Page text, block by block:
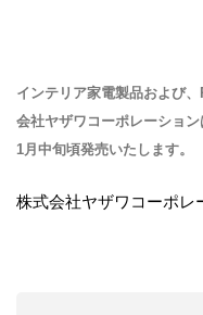
インテリア家電製品および
会社ヤザワコーポレーショ
1月中旬頃発売いたします。
株式会社ヤザワコーポレ